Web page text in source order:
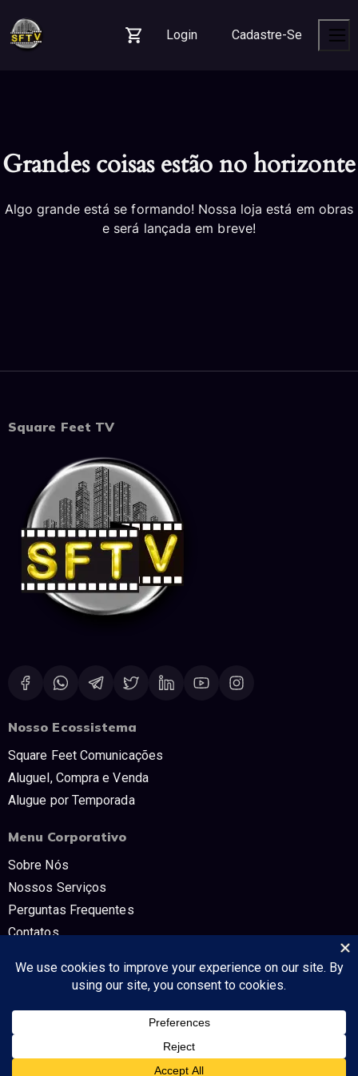
navigation
content
footer
Login
Cadastre-Se
Grandes coisas estão no horizonte
Algo grande está se formando! Nossa loja está em obras
e será lançada em breve!
Square Feet TV
Nosso Ecossistema
Square Feet Comunicações
Aluguel, Compra e Venda
Alugue por Temporada
Menu Corporativo
Sobre Nós
Nossos Serviços
Perguntas Frequentes
Contatos
Políticas e Termos
CNPJ: 54.298.853/0001-80 SQUARE FEET COMUNICAÇÔES E TV -
Tudo no mercado imobiliário!